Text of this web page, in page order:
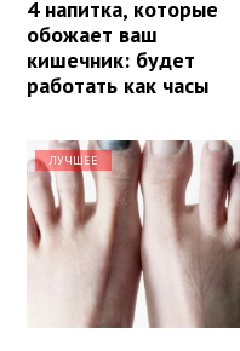
4 напитка, которые
обожает ваш
кишечник: будет
работать как часы
ЛУЧШЕЕ